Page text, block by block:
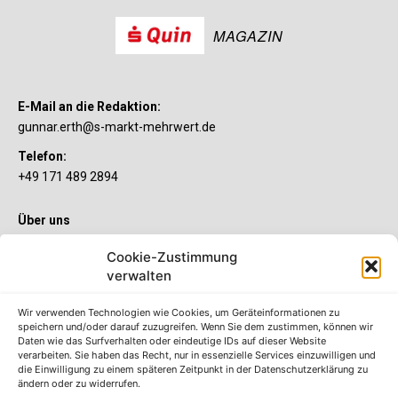
Cookie-Zustimmung
verwalten
Wir verwenden Technologien wie Cookies, um Geräteinformationen zu
speichern und/oder darauf zuzugreifen. Wenn Sie dem zustimmen, können wir
Daten wie das Surfverhalten oder eindeutige IDs auf dieser Website
verarbeiten. Sie haben das Recht, nur in essenzielle Services einzuwilligen und
die Einwilligung zu einem späteren Zeitpunkt in der Datenschutzerklärung zu
ändern oder zu widerrufen.
MAGAZIN
E-Mail an die Redaktion:
gunnar.erth@s-markt-mehrwert.de
Telefon:
+49 171 489 2894
Über uns
Sie wollen mehr als ein gewöhnliches Girokonto? Dann ist unser
S-Quin Konto genau das Richtige für Sie. Die beiden
etliche Inklusivleistungen. Im S-Quin Magazin erfahren Sie
immer, was es Neues gibt.
Die S-Quin Kontomodelle